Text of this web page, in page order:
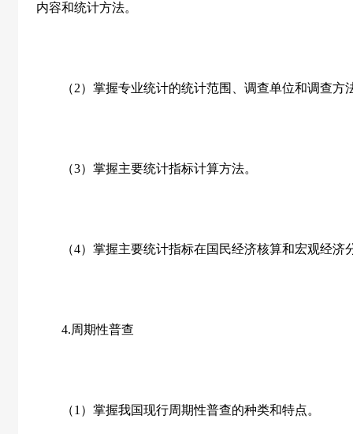
内容和统计方法。
（2）掌握专业统计的统计范围、调查单位和调查方
（3）掌握主要统计指标计算方法。
（4）掌握主要统计指标在国民经济核算和宏观经济
4.周期性普查
（1 ）掌握我国现行周期性普查的种类和特点。